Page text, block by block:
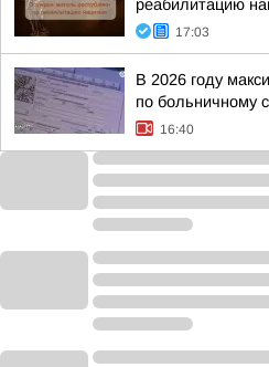
реабилитацию
17:03
В 2026 году
по больничному
16:40